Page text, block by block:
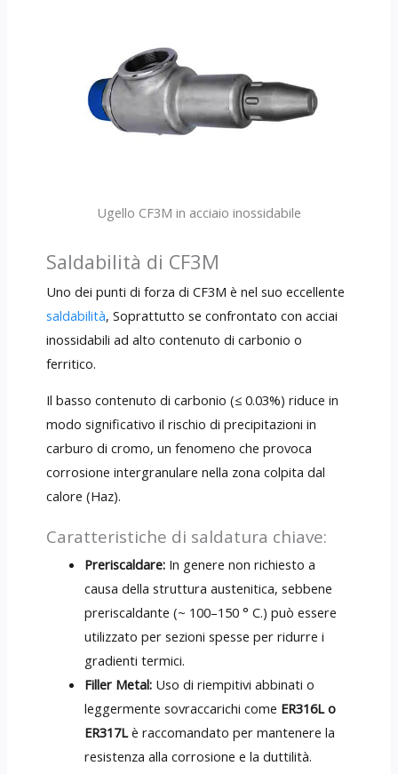
Ugello CF3M in acciaio inossidabile
Saldabilità di CF3M
Uno dei punti di forza di CF3M è nel suo eccellente
saldabilità, Soprattutto se confrontato con acciai
inossidabili ad alto contenuto di carbonio o
ferritico.
Il basso contenuto di carbonio (≤ 0.03%) riduce in
modo significativo il rischio di precipitazioni in
carburo di cromo, un fenomeno che provoca
corrosione intergranulare nella zona colpita dal
calore (Haz).
Caratteristiche di saldatura chiave:
Preriscaldare: In genere non richiesto a
causa della struttura austenitica, sebbene
preriscaldante (~ 100–150 ° C.) può essere
utilizzato per sezioni spesse per ridurre i
gradienti termici.
Filler Metal: Uso di riempitivi abbinati o
leggermente sovraccarichi come ER316L o
ER317Lè raccomandato per mantenere la
resistenza alla corrosione e la duttilità.